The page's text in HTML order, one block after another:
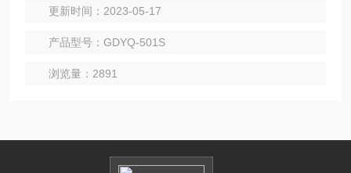
更新时间：2023-05-17
产品型号：GDYQ-501S
浏览量：2891